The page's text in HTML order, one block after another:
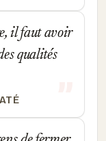
il faut avoir
qualités